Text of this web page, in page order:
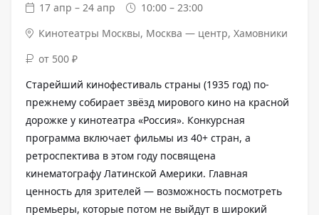
17 апр – 24 апр
10:00 – 23:00
Кинотеатры Москвы, Москва — центр, Хамовники
от 500 ₽
Старейший кинофестиваль страны (1935 год) по-
прежнему собирает звёзд мирового кино на красной
дорожке у кинотеатра «Россия». Конкурсная
программа включает фильмы из 40+ стран, а
ретроспектива в этом году посвящена
кинематографу Латинской Америки. Главная
ценность для зрителей — возможность посмотреть
премьеры, которые потом не выйдут в широкий